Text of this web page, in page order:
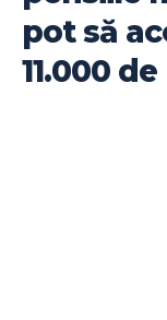
pot să
11.000